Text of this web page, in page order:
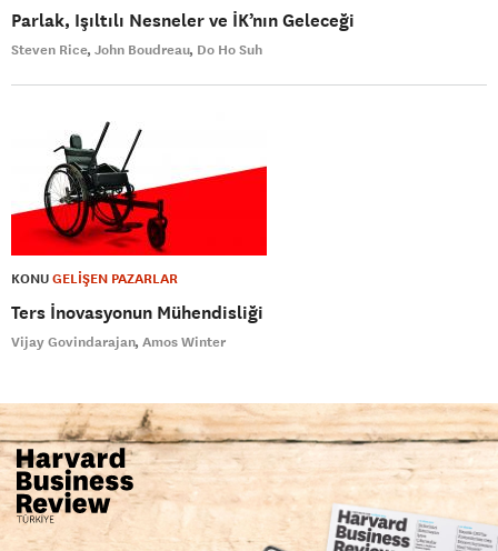
Parlak, Işıltılı Nesneler ve İK’nın Geleceği
Steven Rice John Boudreau Do Ho Suh
KONUGELİŞEN PAZARLAR
Ters İnovasyonun Mühendisliği
Vijay Govindarajan Amos Winter